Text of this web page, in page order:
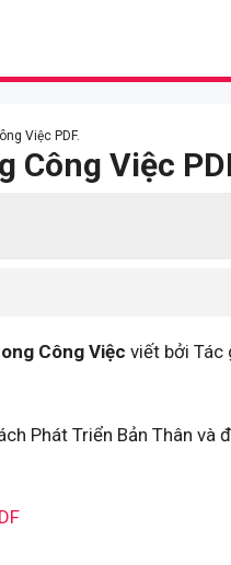
Việc PDF.
Công Việc
Công Việc viết bởi Tác
Phát Triển Bản Thân